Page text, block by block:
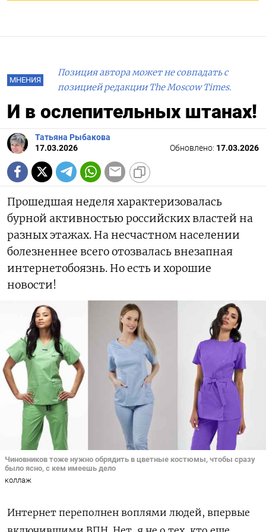
МНЕНИЯ
Позиция автора может не совпадать с
позицией редакции The Moscow Times.
И в ослепительных штанах!
Татьяна Рыбакова
17.03.2026
Обновлено: 17.03.2026
Прошедшая неделя характеризовалась
бурной активностью российских властей на
разных этажах. На несчастном населении
болезненнее всего отозвалась внезапная
интернетобоязнь. Но есть и хорошие
новости!
Чиновников тоже нужно обрядить в цветные костюмы, чтобы сразу
было ясно, с кем имеешь дело
коллаж
Интернет переполнен воплями людей, впервые